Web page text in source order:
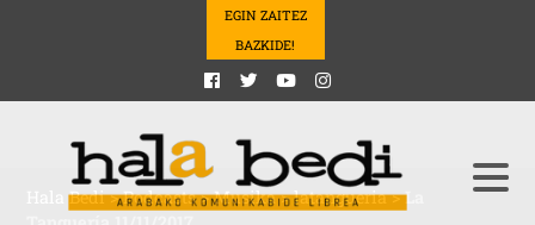
EGIN ZAITEZ
BAZKIDE!
Hala Bedi>Podcasts>Musika>latangueria>La